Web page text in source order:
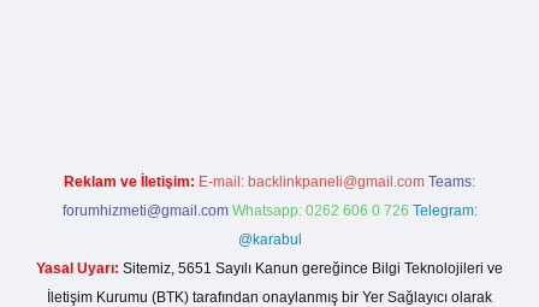
Reklam ve İletişim: E-mail: backlinkpaneli@gmail.com Teams:
forumhizmeti@gmail.com Whatsapp: 0262 606 0 726 Telegram:
@karabul
Yasal Uyarı: Sitemiz, 5651 Sayılı Kanun gereğince Bilgi Teknolojileri ve
İletişim Kurumu (BTK) tarafından onaylanmış bir Yer Sağlayıcı olarak